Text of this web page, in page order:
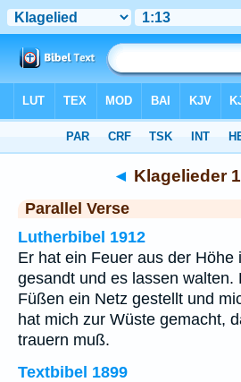
◄ Klagelieder
Parallel Verse
Lutherbibel 1912
Er hat ein Feuer aus der Höhe
gesandt und es lassen walten.
Füßen ein Netz gestellt und
hat mich zur Wüste gemacht,
trauern muß.
Textbibel 1899